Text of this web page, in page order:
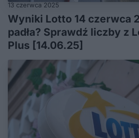
13 czerwca 2025
Wyniki Lotto 14 czerwca
padła? Sprawdź liczby z
Plus [14.06.25]